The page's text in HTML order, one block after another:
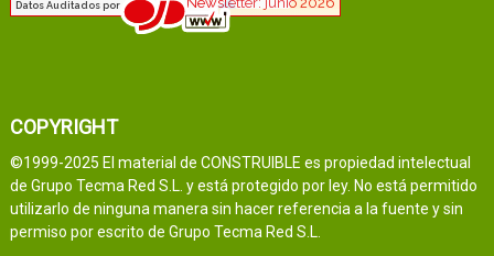
COPYRIGHT
©1999-2025 El material de CONSTRUIBLE es propiedad intelectual
de Grupo Tecma Red S.L. y está protegido por ley. No está permitido
utilizarlo de ninguna manera sin hacer referencia a la fuente y sin
permiso por escrito de Grupo Tecma Red S.L.